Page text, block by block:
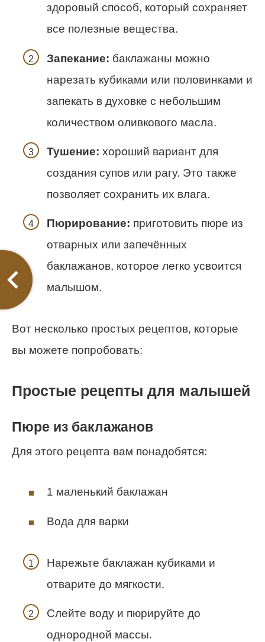
здоровый способ, который сохраняет
все полезные вещества.
Запекание: баклажаны можно
нарезать кубиками или половинками и
запекать в духовке с небольшим
количеством оливкового масла.
Тушение: хороший вариант для
создания супов или рагу. Это также
позволяет сохранить их влага.
Пюрирование: приготовить пюре из
отварных или запечённых
баклажанов, которое легко усвоится
малышом.
Вот несколько простых рецептов, которые
вы можете попробовать:
Простые рецепты для малышей
Пюре из баклажанов
Для этого рецепта вам понадобятся:
1 маленький баклажан
Вода для варки
Нарежьте баклажан кубиками и
отварите до мягкости.
Слейте воду и пюрируйте до
однородной массы.